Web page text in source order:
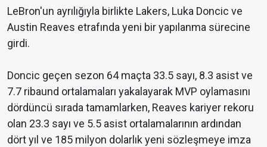
LeBron'un ayrılığıyla birlikte Lakers, Luka Doncic ve
Austin Reaves etrafında yeni bir yapılanma sürecine
girdi.
Doncic geçen sezon 64 maçta 33.5 sayı, 8.3 asist ve
7.7 ribaund ortalamaları yakalayarak MVP oylamasını
dördüncü sırada tamamlarken, Reaves kariyer rekoru
olan 23.3 sayı ve 5.5 asist ortalamalarının ardından
dört yıl ve 185 milyon dolarlık yeni sözleşmeye imza